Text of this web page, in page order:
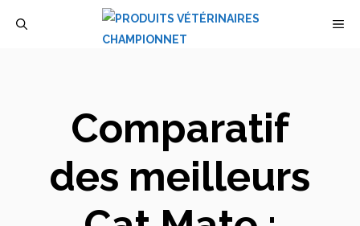
Comparatif
des meilleurs